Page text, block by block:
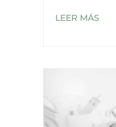
LEER MÁS